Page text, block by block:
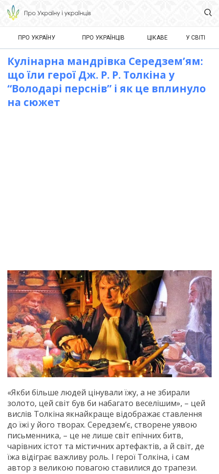
ПРО УКРАЇНУ ПРО УКРАЇНЦІВ ЦІКАВЕ У СВІТІ
Кулінарна мандрівка Середзем’ям:
що їли герої Дж. Р. Р. Толкіна у
“Володарі перснів” і як це вплинуло
на сюжет
«Якби більше людей цінували їжу, а не збирали
золото, цей світ був би набагато веселішим», – цей
вислів Толкіна якнайкраще відображає ставлення
до їжі у його творах. Середзем’є, створене уявою
письменника, – це не лише світ епічних битв,
чарівних істот та містичних артефактів, а й світ, де
їжа відіграє важливу роль. І герої Толкіна, і сам
автор з великою повагою ставилися до трапези.